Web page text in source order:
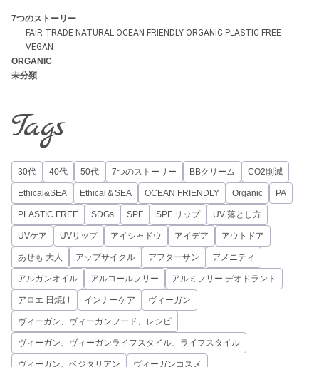
7つのストーリー
FAIR TRADE NATURAL OCEAN FRIENDLY ORGANIC PLASTIC FREE
VEGAN
ORGANIC
未分類
Tags
30代 40代 50代 7つのストーリー BBクリーム CO2削減
Ethical&SEA Ethical＆SEA OCEAN FRIENDLY Organic PA
PLASTIC FREE SDGs SPF SPF リップ UV 落とし方
UVケア UVリップ アイシャドウ アイデア アウトドア
あせも 大人 アップサイクル アフターサン アメニティ
アルガンオイル アルコールフリー アルミフリー デオドラント
アロエ 日焼け インナーケア ヴィーガン
ヴィーガン、ヴィーガンフード、レシピ
ヴィーガン、ヴィーガンライフスタイル、ライフスタイル
ヴィーガン、ベジタリアン ヴィーガンコスメ